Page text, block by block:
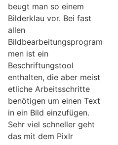
beugt man so einem
Bilderklau vor. Bei fast
allen
Bildbearbeitungsprogram
men ist ein
Beschriftungstool
enthalten, die aber meist
etliche Arbeitsschritte
benötigen um einen Text
in ein Bild einzufügen.
Sehr viel schneller geht
das mit dem Pixlr